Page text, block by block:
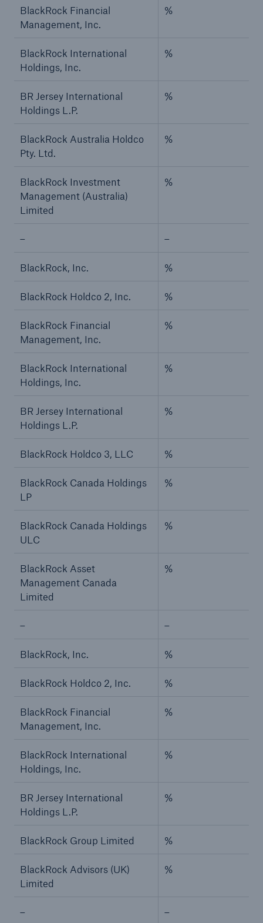
BlackRock Financial
Management, Inc.
%
BlackRock International
Holdings, Inc.
%
BR Jersey International
Holdings L.P.
%
BlackRock Australia Holdco
Pty. Ltd.
%
BlackRock Investment
Management (Australia)
Limited
%
– –
BlackRock, Inc. %
BlackRock Holdco 2, Inc. %
BlackRock Financial
Management, Inc.
%
BlackRock International
Holdings, Inc.
%
BR Jersey International
Holdings L.P.
%
BlackRock Holdco 3, LLC %
BlackRock Canada Holdings
LP
%
BlackRock Canada Holdings
ULC
%
BlackRock Asset
Management Canada
Limited
%
– –
BlackRock, Inc. %
BlackRock Holdco 2, Inc. %
BlackRock Financial
Management, Inc.
%
BlackRock International
Holdings, Inc.
%
BR Jersey International
Holdings L.P.
%
BlackRock Group Limited %
BlackRock Advisors (UK)
Limited
%
– –